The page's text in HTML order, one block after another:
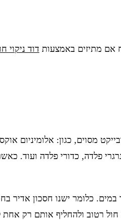
אם מתיזים באמצעות דוד ניקוי
מסוים, כגון: אלומיניום
גרגרי פלדה, כדורי פלדה ועוד.
בכ-15% חומר אברזיבי, והשאר במים. כלומר ישנו
חול רטוב ולהחליף אותם רק אחת